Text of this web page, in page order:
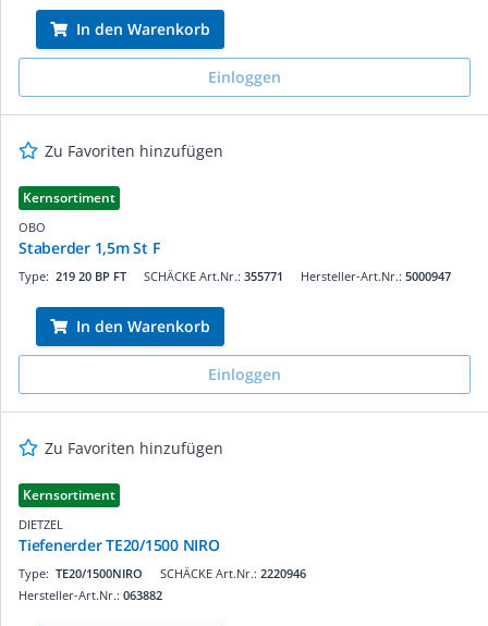
In den Warenkorb
Einloggen
Zu Favoriten hinzufügen
Kernsortiment
OBO
Staberder 1,5m St F
SCHÄCKE Art.Nr.: 355771
Type: 219 20 BP FT Hersteller-Art.Nr.: 5000947
In den Warenkorb
Einloggen
Zu Favoriten hinzufügen
Kernsortiment
DIETZEL
Tiefenerder TE20/1500 NIRO
SCHÄCKE Art.Nr.: 2220946
Type: TE20/1500NIRO
Hersteller-Art.Nr.: 063882